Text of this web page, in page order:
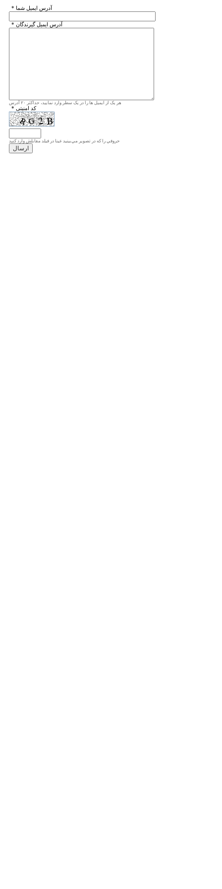
* آدرس ايميل شما
* آدرس ايميل گيرندگان
هر یک از ایمیل ها را در یک سطر وارد نمایید، حداکثر ۲۰ آدرس
* کد امنیتی
حروفي را كه در تصوير مي‌بينيد عينا در فيلد مقابلش وارد كنيد